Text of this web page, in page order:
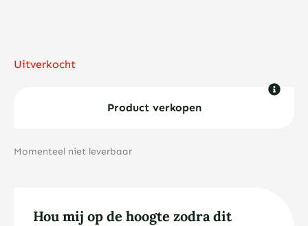
Uitverkocht
Product verkopen
Momenteel niet leverbaar
Hou mij op de hoogte zodra dit